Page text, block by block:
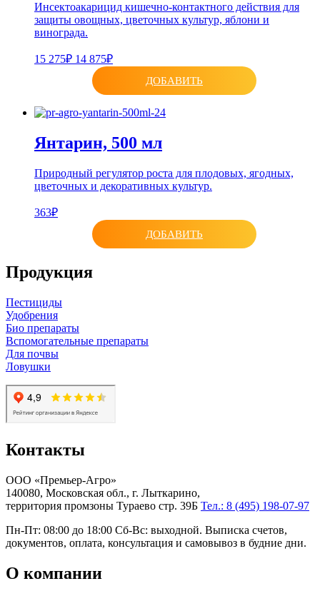
Инсектоакарицид кишечно-контактного действия для
защиты овощных, цветочных культур, яблони и
винограда.
15 275₽ 14 875₽
ДОБАВИТЬ
Янтарин, 500 мл
Природный регулятор роста для плодовых, ягодных,
цветочных и декоративных культур.
363₽
ДОБАВИТЬ
Продукция
Пестициды
Удобрения
Био препараты
Вспомогательные препараты
Для почвы
Ловушки
Контакты
ООО «Премьер-Агро»
140080, Московская обл., г. Лыткарино,
территория промзоны Тураево стр. 39Б Тел.: 8 (495) 198-07-97
Пн-Пт: 08:00 до 18:00 Сб-Вс: выходной. Выписка счетов,
документов, оплата, консультация и самовывоз в будние дни.
О компании